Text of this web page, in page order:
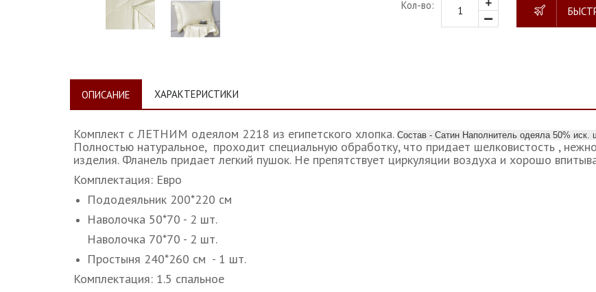
Кол-во:
ОПИСАНИЕ ХАРАКТЕРИСТИКИ
Комплект с ЛЕТНИМ одеялом 2218 из египетского хлопка. Состав - Сатин Наполнитель одеяла 50%
Полностью натуральное, проходит специальную обработку, что придает шелковистость ,
изделия. Фланель придает легкий пушок. Не препятствует циркуляции воздуха и хорошо
Комплектация: Евро
Пододеяльник 200*220 см
Наволочка 50*70 - 2 шт.
Наволочка 70*70 - 2 шт.
Простыня 240*260 см - 1 шт.
Комплектация: 1.5 спальное